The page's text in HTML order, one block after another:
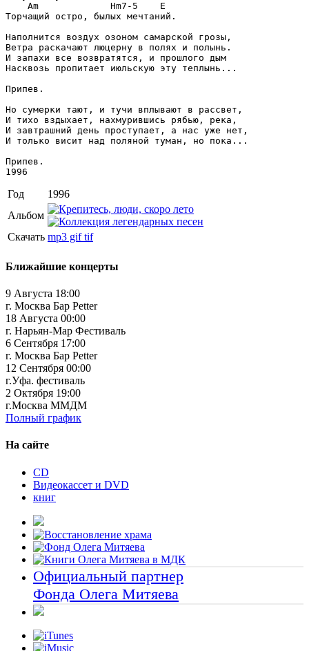
    Am             Hm7-5    E
Торчащий остро, былых мечтаний.
Наполнится воздух озоном самарской грозы,
Ветра раскачают люцерну в полях и полынь.
И запахи все возвратятся, и прошлого дым
Насквозь пропитает июльскую эту теплынь...
Припев.
Но сумерки тают, и тучи вплывают в рассвет,
И тихо вздыхает, нахмурившись рябью, река,
И завтрашний день проступает, а нас уже нет,
И только висит над поляной туман, но пока...
Припев.
1996
Год
1996
Альбом
Скачать mp3 giftif
Ближайшие концерты
9 Августа 18:00
г. Москва Бар Petter
18 Августа 00:00
г. Нарьян-Мар Фестиваль
6 Сентября 17:00
г. Москва Бар Petter
12 Сентября 00:00
г.Уфа. фестиваль
2 Октября 19:00
г.Москва ММДМ
Полный график
На сайте
CD
Видеокассет и DVD
книг
Официальный партнер
Фонда Олега Митяева